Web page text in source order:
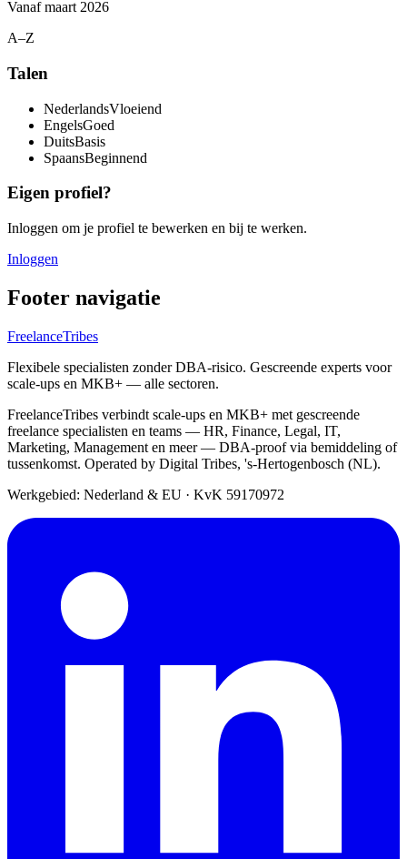
Vanaf maart 2026
A–Z
Talen
NederlandsVloeiend
EngelsGoed
DuitsBasis
SpaansBeginnend
Eigen profiel?
Inloggen om je profiel te bewerken en bij te werken.
Inloggen
Footer navigatie
FreelanceTribes
Flexibele specialisten zonder DBA-risico. Gescreende experts voor
scale-ups en MKB+ — alle sectoren.
FreelanceTribes verbindt scale-ups en MKB+ met gescreende
freelance specialisten en teams — HR, Finance, Legal, IT,
Marketing, Management en meer — DBA-proof via bemiddeling of
tussenkomst. Operated by Digital Tribes, 's-Hertogenbosch (NL).
Werkgebied: Nederland & EU · KvK 59170972